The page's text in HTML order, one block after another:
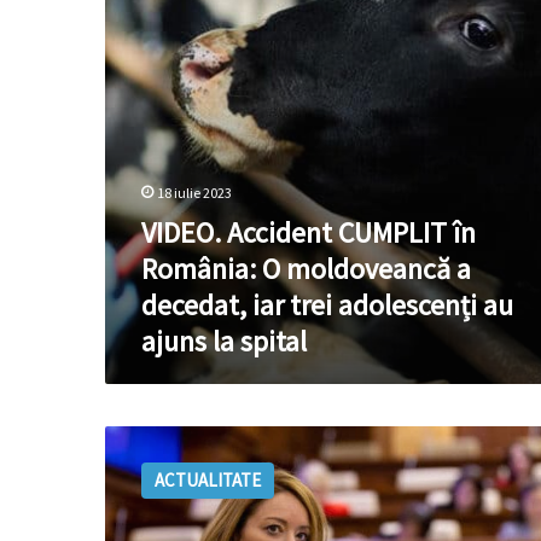
a
decedat,
iar
adolescenți
ajuns
la
spital
18 iulie 2023
VIDEO. Accident CUMPLIT în
România: O moldoveancă a
decedat, iar trei adolescenți au
ajuns la spital
VIDEO
/
Doi
adolescenți
ACTUALITATE